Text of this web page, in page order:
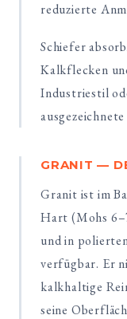
reduzierte
Schiefer
Kalkflecken
Industriestil
ausgezeichnete
GRANIT —
Granit ist im
Hart (Mohs
und in
verfügbar. Er
kalkhaltige
seine